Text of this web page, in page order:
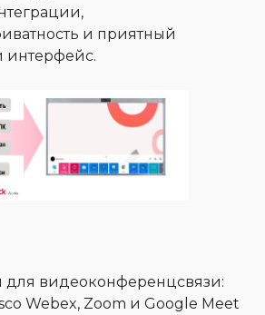
и приятный
интерфейс.
видеоконференцсвязи:
Webex, Zoom и Google Meet